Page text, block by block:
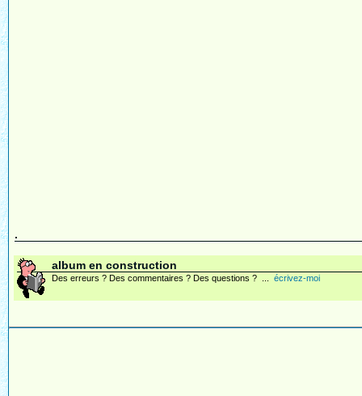
.
album en construction
Des erreurs ? Des commentaires ? Des questions ? ... écrivez-moi